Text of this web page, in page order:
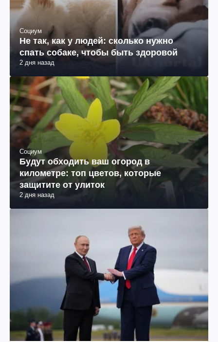
Социум
Не так, как у людей: сколько нужно
спать собаке, чтобы быть здоровой
2 дня назад
Социум
Будут обходить ваш огород в
километре: топ цветов, которые
защитите от улиток
2 дня назад